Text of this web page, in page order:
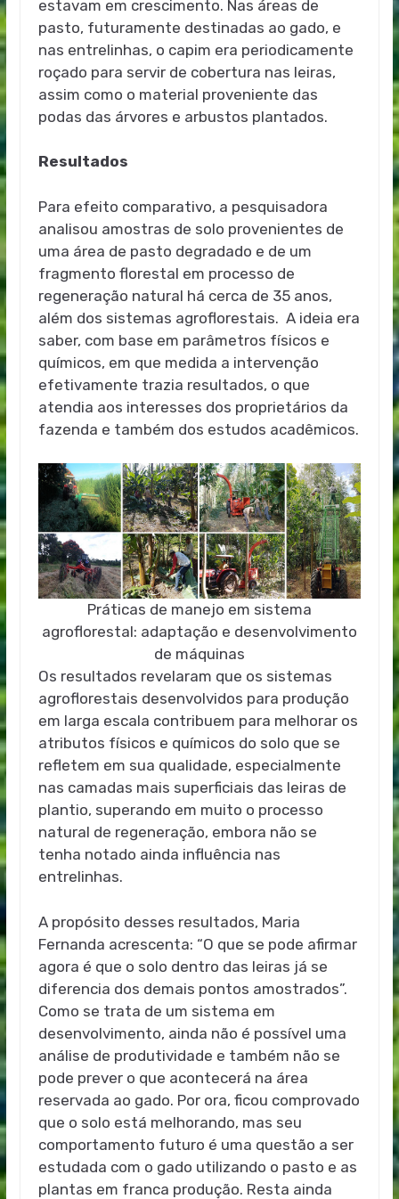
estavam em crescimento. Nas áreas de
pasto, futuramente destinadas ao gado, e
nas entrelinhas, o capim era periodicamente
roçado para servir de cobertura nas leiras,
assim como o material proveniente das
podas das árvores e arbustos plantados.
Resultados
Para efeito comparativo, a pesquisadora
analisou amostras de solo provenientes de
uma área de pasto degradado e de um
fragmento florestal em processo de
regeneração natural há cerca de 35 anos,
além dos sistemas agroflorestais. A ideia era
saber, com base em parâmetros físicos e
químicos, em que medida a intervenção
efetivamente trazia resultados, o que
atendia aos interesses dos proprietários da
fazenda e também dos estudos acadêmicos.
Práticas de manejo em sistema
agroflorestal: adaptação e desenvolvimento
de máquinas
Os resultados revelaram que os sistemas
agroflorestais desenvolvidos para produção
em larga escala contribuem para melhorar os
atributos físicos e químicos do solo que se
refletem em sua qualidade, especialmente
nas camadas mais superficiais das leiras de
plantio, superando em muito o processo
natural de regeneração, embora não se
tenha notado ainda influência nas
entrelinhas.
A propósito desses resultados, Maria
Fernanda acrescenta: “O que se pode afirmar
agora é que o solo dentro das leiras já se
diferencia dos demais pontos amostrados”.
Como se trata de um sistema em
desenvolvimento, ainda não é possível uma
análise de produtividade e também não se
pode prever o que acontecerá na área
reservada ao gado. Por ora, ficou comprovado
que o solo está melhorando, mas seu
comportamento futuro é uma questão a ser
estudada com o gado utilizando o pasto e as
plantas em franca produção. Resta ainda